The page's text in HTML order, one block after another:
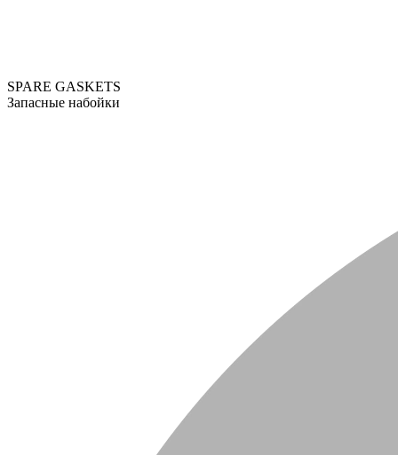
SPARE GASKETS
Запасные набойки